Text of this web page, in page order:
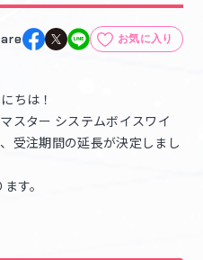
お気に入りお気に入り
ちは！
スター システムボイスワイ
受注期間の延長が決定しまし
す。